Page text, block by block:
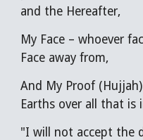
and the Hereafter,
My Face – whoever
Face away from,
And My Proof
Earths over all that is
"I will not accept the